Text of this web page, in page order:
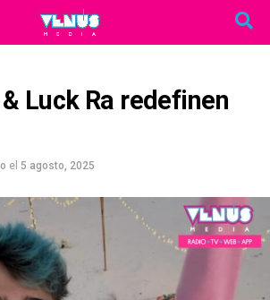
Luck Ra redefinen
el 5 agosto, 2025